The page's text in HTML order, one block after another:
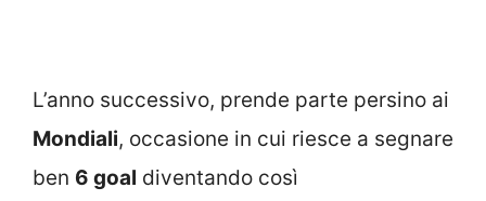
L’anno successivo, prende parte persino ai
Mondiali, occasione in cui riesce a segnare
ben 6 goal diventando così